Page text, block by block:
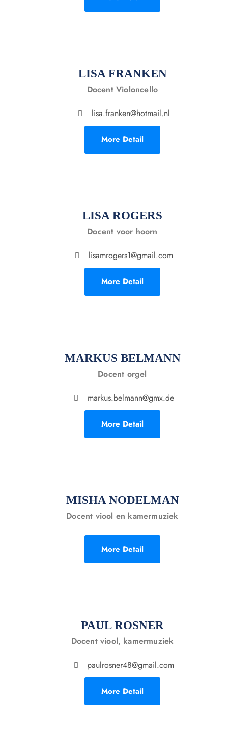
LISA FRANKEN
Docent Violoncello
lisa.franken@hotmail.nl
More Detail
LISA ROGERS
Docent voor hoorn
lisamrogers1@gmail.com
More Detail
MARKUS BELMANN
Docent orgel
markus.belmann@gmx.de
More Detail
MISHA NODELMAN
Docent viool en kamermuziek
More Detail
PAUL ROSNER
Docent viool, kamermuziek
paulrosner48@gmail.com
More Detail